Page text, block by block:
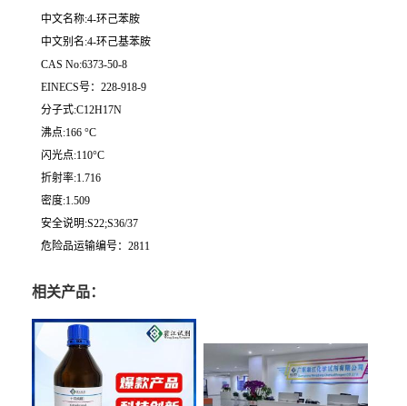
中文名称:4-环己苯胺
中文别名:4-环己基苯胺
CAS No:6373-50-8
EINECS号：228-918-9
分子式:C12H17N
沸点:166 °C
闪光点:110°C
折射率:1.716
密度:1.509
安全说明:S22;S36/37
危险品运输编号：2811
相关产品：